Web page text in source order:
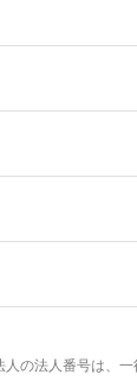
の法人番号は、一